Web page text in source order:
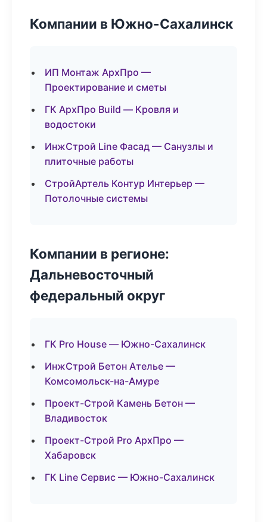
Компании в Южно-Сахалинск
ИП Монтаж АрхПро —
Проектирование и сметы
ГК АрхПро Build — Кровля и
водостоки
ИнжСтрой Line Фасад — Санузлы и
плиточные работы
СтройАртель Контур Интерьер —
Потолочные системы
Компании в регионе:
Дальневосточный
федеральный округ
ГК Pro House — Южно-Сахалинск
ИнжСтрой Бетон Ателье —
Комсомольск-на-Амуре
Проект-Строй Камень Бетон —
Владивосток
Проект-Строй Pro АрхПро —
Хабаровск
ГК Line Сервис — Южно-Сахалинск